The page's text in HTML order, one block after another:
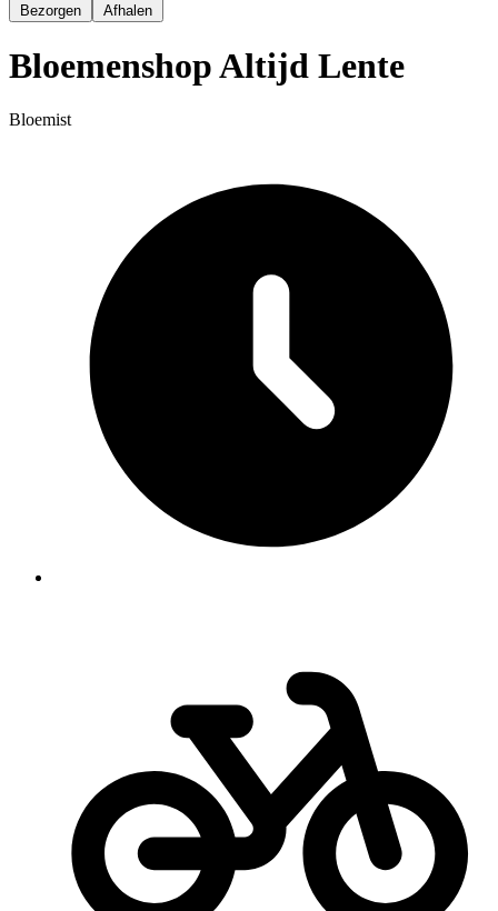
Bezorgen Afhalen
Bloemenshop Altijd Lente
Bloemist